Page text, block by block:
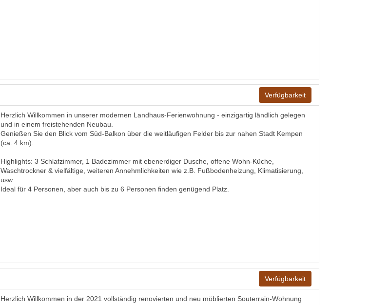
Verfügbarkeit
Herzlich Willkommen in unserer modernen Landhaus-Ferienwohnung - einzigartig ländlich gelegen
und in einem freistehenden Neubau.
Genießen Sie den Blick vom Süd-Balkon über die weitläufigen Felder bis zur nahen Stadt Kempen
(ca. 4 km).
Highlights: 3 Schlafzimmer, 1 Badezimmer mit ebenerdiger Dusche, offene Wohn-Küche,
Waschtrockner & vielfältige, weiteren Annehmlichkeiten wie z.B. Fußbodenheizung, Klimatisierung,
usw.
Ideal für 4 Personen, aber auch bis zu 6 Personen finden genügend Platz.
Verfügbarkeit
Herzlich Willkommen in der 2021 vollständig renovierten und neu möblierten Souterrain-Wohnung